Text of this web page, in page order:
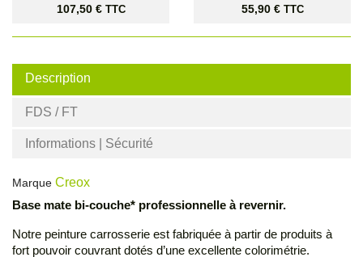
Prix
107,50 € TTC Prix
55,90 € TTC
Description
FDS / FT
Informations | Sécurité
Marque Creox
Base mate bi-couche* professionnelle à revernir.
Notre peinture carrosserie est fabriquée à partir de produits à
fort pouvoir couvrant dotés d’une excellente colorimétrie.